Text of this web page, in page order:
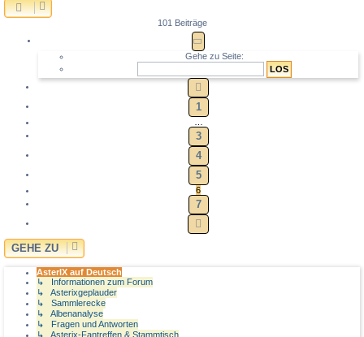
101 Beiträge
SEITE
Gehe zu Seite:
1
3
4
5
6
7
GEHE ZU
AsterIX auf Deutsch
↳ Informationen zum Forum
↳ Asterixgeplauder
↳ Sammlerecke
↳ Albenanalyse
↳ Fragen und Antworten
↳ Asterix-Fantreffen & Stammtisch